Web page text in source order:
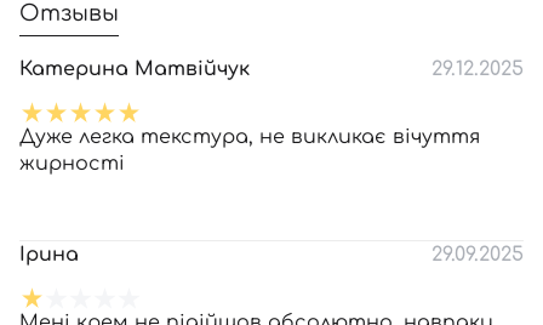
Отзывы
Катерина Матвійчук 29.12.2025
Дуже легка текстура, не викликає вічуття
жирності
Ірина 29.09.2025